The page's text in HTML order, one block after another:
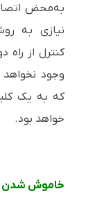
به‌محض
نیازی به
کنترل از
وجود
که به یک
خواهد بود.
خاموش شدن